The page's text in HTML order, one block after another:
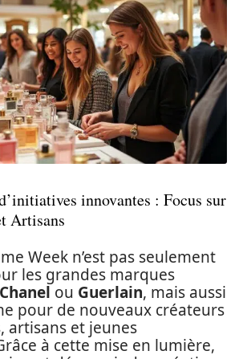
innovantes : Focus sur
Artisans
Week n’est pas seulement
les grandes marques
Chanel ou Guerlain, mais aussi
pour de nouveaux créateurs
artisans et jeunes
à cette mise en lumière,